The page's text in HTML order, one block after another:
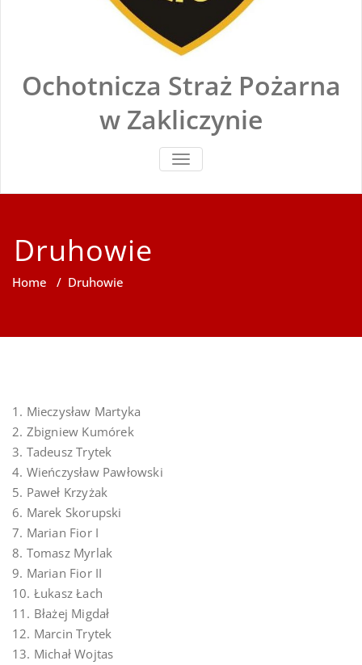
Ochotnicza Straż Pożarna
w Zakliczynie
TOGGLE
NAVIGATION
Druhowie
Home / Druhowie
1. Mieczysław Martyka
2. Zbigniew Kumórek
3. Tadeusz Trytek
4. Wieńczysław Pawłowski
5. Paweł Krzyżak
6. Marek Skorupski
7. Marian Fior I
8. Tomasz Myrlak
9. Marian Fior II
10. Łukasz Łach
11. Błażej Migdał
12. Marcin Trytek
13. Michał Wojtas